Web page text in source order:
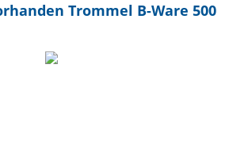
Trommel B-Ware 500